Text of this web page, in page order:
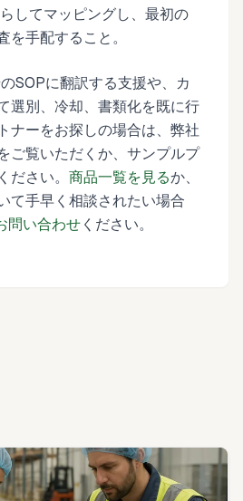
してマッピングし、最初の
を手配すること。
SOPに翻訳する支援や、カ
選別、冷却、書類化を既に行
ナーをお探しの場合は、弊社
ご覧いただくか、サンプルプ
ださい。 商品一覧を見るか、
て手早く相談されたい場合
問い合わせ ください。